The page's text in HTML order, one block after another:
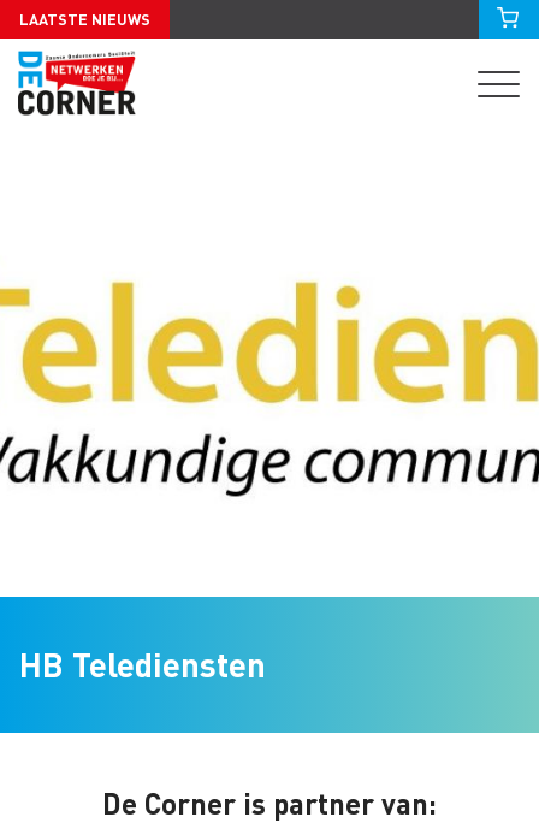
LAATSTE NIEUWS
HB Telediensten
De Corner is partner van: